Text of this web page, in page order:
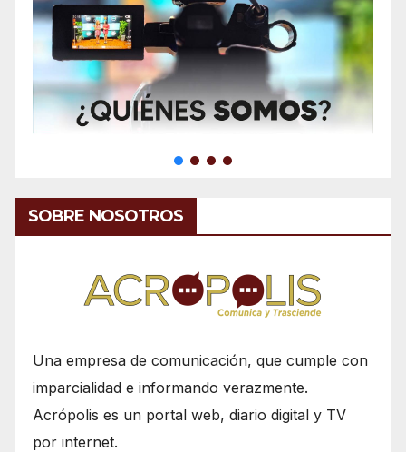
SOBRE NOSOTROS
Una empresa de comunicación, que cumple con
imparcialidad e informando verazmente.
Acrópolis es un portal web, diario digital y TV
por internet.